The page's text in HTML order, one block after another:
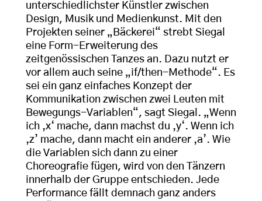
unterschiedlichster Künstler zwischen
Design, Musik und Medienkunst. Mit den
Projekten seiner „Bäckerei“ strebt Siegal
eine Form-Erweiterung des
zeitgenössischen Tanzes an. Dazu nutzt er
vor allem auch seine „if/then-Methode“. Es
sei ein ganz einfaches Konzept der
Kommunikation zwischen zwei Leuten mit
Bewegungs-Variablen“, sagt Siegal. „Wenn
ich ‚x‘ mache, dann machst du ‚y‘. Wenn ich
‚z’ mache, dann macht ein anderer ‚a’. Wie
die Variablen sich dann zu einer
Choreografie fügen, wird von den Tänzern
innerhalb der Gruppe entschieden. Jede
Performance fällt demnach ganz anders